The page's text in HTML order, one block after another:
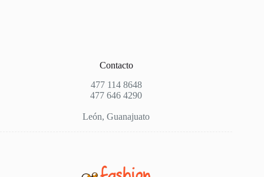
Contacto
477 114 8648
477 646 4290
León, Guanajuato